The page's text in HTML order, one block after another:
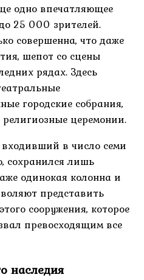
одно впечатляющее
25 000 зрителей.
совершенна, что даже
шепот со сцены
рядах. Здесь
городские собрания,
церемонии.
в число семи
сохранился лишь
одинокая колонна и
представить
сооружения, которое
превосходящим все
наследия